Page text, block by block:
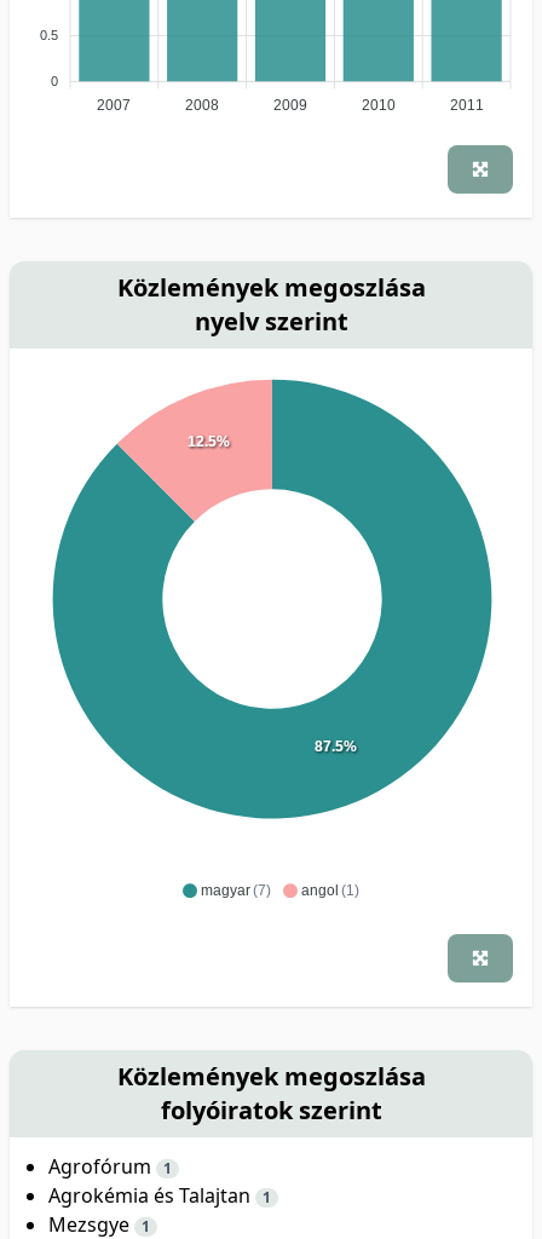
0.5
0
2007 2008 2009 2010 2011
Közlemények megoszlása
nyelv szerint
magyar(7) angol (1)
87.5%
12.5%
Közlemények megoszlása
folyóiratok szerint
Agrofórum 1
Agrokémia és Talajtan 1
Mezsgye 1